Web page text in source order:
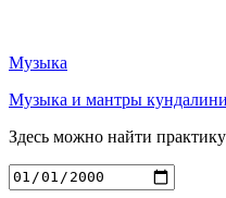
Музыка
Музыка и мантры
Здесь можно найти